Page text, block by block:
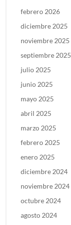
febrero 2026
diciembre 2025
noviembre 2025
septiembre 2025
julio 2025
junio 2025
mayo 2025
abril 2025
marzo 2025
febrero 2025
enero 2025
diciembre 2024
noviembre 2024
octubre 2024
agosto 2024